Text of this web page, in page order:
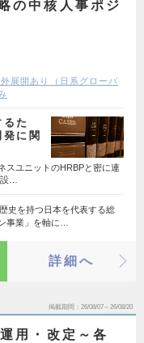
の中核人事ポジ
展開あり（日系グローバ
た
に関
スユニットのHRBPと密に連
…
史を持つ日本を代表する総
事業」を軸に…
詳細へ
掲載期間 26/08/07～26/08/20
用・改定～各